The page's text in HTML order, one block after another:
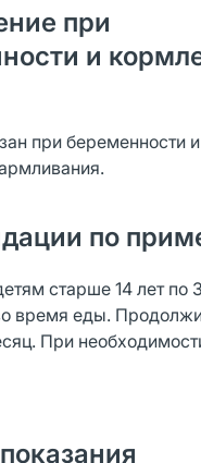
при
и
при беременности
по
старше 14 лет по
время еды.
При